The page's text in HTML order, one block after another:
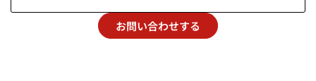
お問い合わせする